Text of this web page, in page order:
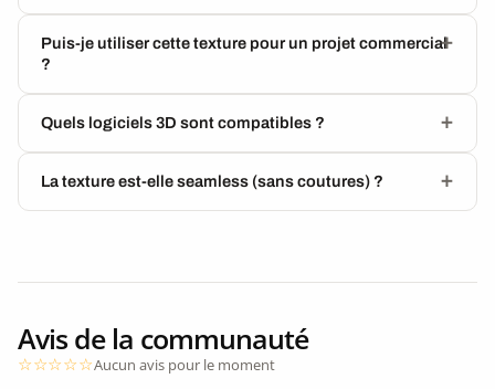
Puis-je utiliser cette texture pour un projet commercial
?
Quels logiciels 3D sont compatibles ?
La texture est-elle seamless (sans coutures) ?
Avis de la communauté
Aucun avis pour le moment